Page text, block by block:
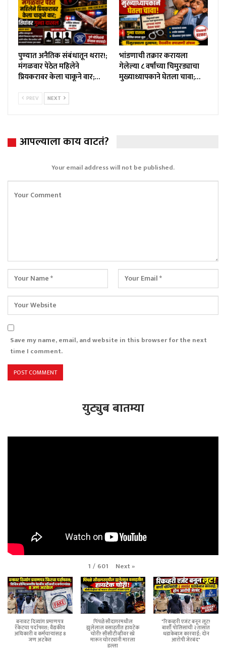
पुण्यात अनैतिक संबंधातून थरार!;
मंगळवार पेठेत महिलेने
प्रियकरावर केला चाकूने वार;…
भांडणाची तक्रार करायला
गेलेल्या ८ वर्षांच्या चिमुरड्याचा
मुख्याध्यापकाने घेतला चावा;…
PREV NEXT
आपल्याला काय वाटतं?
Your email address will not be published.
Save my name, email, and website in this browser for the next
time I comment.
युट्युब बातम्या
1 / 601 Next»
बनावट दिव्यांग प्रमाणपत्र
रॅकेटचा पर्दाफाश; वैद्यकीय
अधिकारी व कर्मचाऱ्यांसह 8
जण अटकेत
पिंपळे सौदागरमधील
झुलेलाल वसाहतीत हायटेक
चोरी! सीसीटीव्हीवर स्प्रे
मारून चोरट्यांनी मारला
डल्ला
"रिकव्हरी एजंट बनून लूट!
बार्शी पोलिसांची २ तासांत
धडाकेबाज कारवाई; दोन
आरोपी जेरबंद"